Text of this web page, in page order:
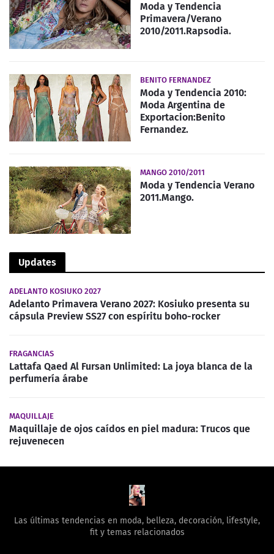
Moda y Tendencia
Primavera/Verano
2010/2011.Rapsodia.
BENITO FERNANDEZ
Moda y Tendencia 2010:
Moda Argentina de
Exportacion:Benito
Fernandez.
MANGO 2010/2011
Moda y Tendencia Verano
2011.Mango.
Updates
ADELANTO KOSIUKO 2027
Adelanto Primavera Verano 2027: Kosiuko presenta su
cápsula Preview SS27 con espíritu boho-rocker
FRAGANCIAS
Lattafa Qaed Al Fursan Unlimited: La joya blanca de la
perfumería árabe
MAQUILLAJE
Maquillaje de ojos caídos en piel madura: Trucos que
rejuvenecen
Las últimas tendencias en moda, belleza, decoración, lifestyle,
fit y temas relacionados